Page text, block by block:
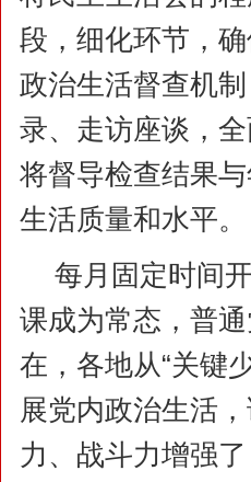
段，细化环节，
政治生活督查机
录、走访座谈，
将督导检查结果
生活质量和水平。
每月固定时间
课成为常态，普
在，各地从“关键
展党内政治生活
力、战斗力增强